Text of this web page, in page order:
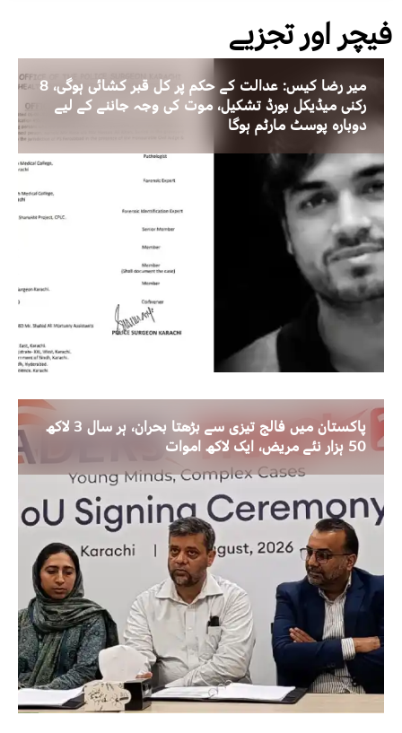
فیچر اور تجزیے
میر رضا کیس: عدالت کے حکم پر کل قبر کشائی ہوگی، 8
رکنی میڈیکل بورڈ تشکیل، موت کی وجہ جاننے کے لیے
دوبارہ پوسٹ مارٹم ہوگا
پاکستان میں فالج تیزی سے بڑھتا بحران، ہر سال 3 لاکھ
50 ہزار نئے مریض، ایک لاکھ اموات